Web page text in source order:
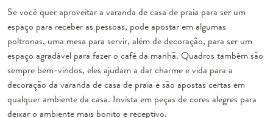
Se você quer aproveitar a varanda de casa de praia para ser um
espaço para receber as pessoas, pode apostar em algumas
poltronas, uma mesa para servir, além de decoração, para ser um
espaço agradável para fazer o café da manhã. Quadros também são
sempre bem-vindos, eles ajudam a dar charme e vida para a
decoração da varanda de casa de praia e são apostas certas em
qualquer ambiente da casa. Invista em peças de cores alegres para
deixar o ambiente mais bonito e receptivo.